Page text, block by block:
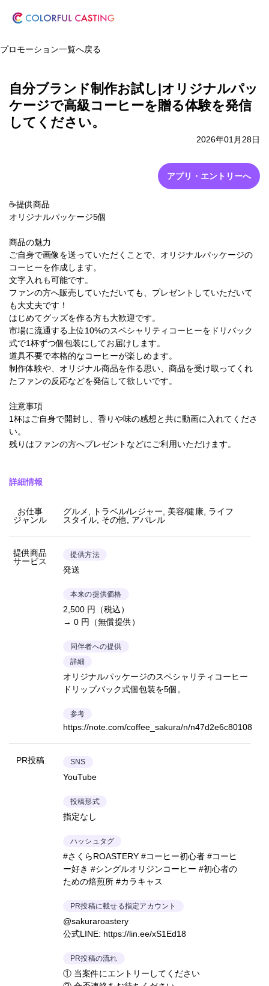
プロモーション一覧へ戻る
自分ブランド制作お試し|オリジナルパッ
ケージで高級コーヒーを贈る体験を発信
してください。
2026年01月28日
アプリ・エントリーへ
☕️提供商品
オリジナルパッケージ5個
商品の魅力
ご自身で画像を送っていただくことで、オリジナルパッケージの
コーヒーを作成します。
文字入れも可能です。
ファンの方へ販売していただいても、プレゼントしていただいて
も大丈夫です！
はじめてグッズを作る方も大歓迎です。
市場に流通する上位10%のスペシャリティコーヒーをドリバック
式で1杯ずつ個包装にしてお届けします。
道具不要で本格的なコーヒーが楽しめます。
制作体験や、オリジナル商品を作る思い、商品を受け取ってくれ
たファンの反応などを発信して欲しいです。
注意事項
1杯はご自身で開封し、香りや味の感想と共に動画に入れてくださ
い。
残りはファンの方へプレゼントなどにご利用いただけます。
詳細情報
お仕事
ジャンル
グルメ, トラベル/レジャー, 美容/健康, ライフ
スタイル, その他, アパレル
提供商品
サービス
提供方法
発送
本来の提供価格
2,500 円（税込）
→ 0 円（無償提供）
同伴者への提供
詳細
オリジナルパッケージのスペシャリティコーヒー
ドリップバック式個包装を5個。
参考
https://note.com/coffee_sakura/n/n47d2e6c80108
PR投稿 SNS
YouTube
投稿形式
指定なし
ハッシュタグ
#さくらROASTERY #コーヒー初心者 #コーヒ
ー好き #シングルオリジンコーヒー #初心者の
ための焙煎所 #カラキャス
PR投稿に載せる指定アカウント
@sakuraroastery
公式LINE: https://lin.ee/xS1Ed18
PR投稿の流れ
① 当案件にエントリーしてください